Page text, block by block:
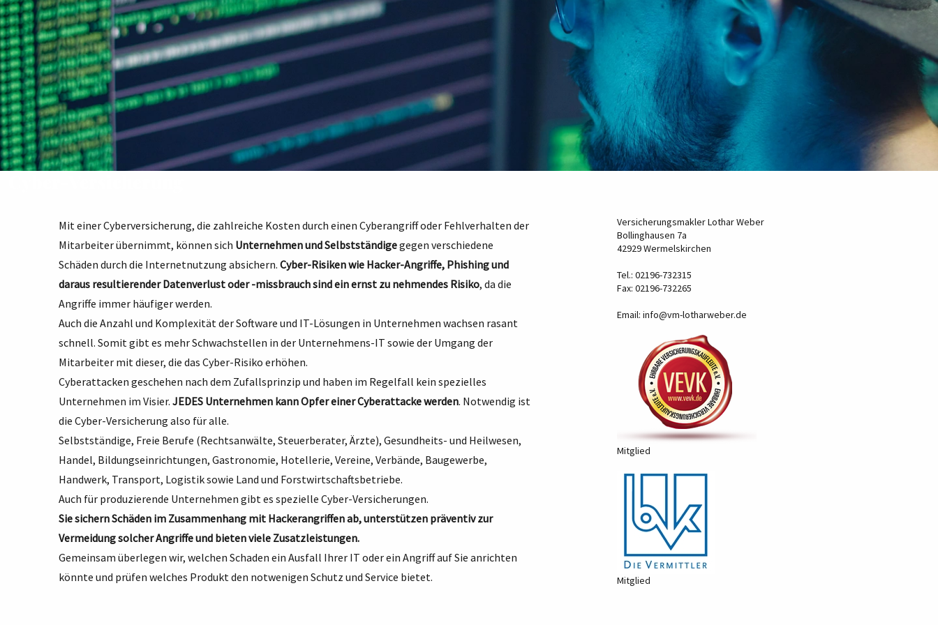
Mit einer Cyberversicherung, die zahlreiche Kosten durch einen Cyberangriff oder Fehlverhalten der
Mitarbeiter übernimmt, können sich Unternehmen und Selbstständigegegen verschiedene
Schäden durch die Internetnutzung absichern. Cyber-Risiken wie Hacker-Angriffe, Phishing und
daraus resultierender Datenverlust oder -missbrauch sind ein ernst zu nehmendes Risiko, da die
Angriffe immer häufiger werden.
Auch die Anzahl und Komplexität der Software und IT-Lösungen in Unternehmen wachsen rasant
schnell. Somit gibt es mehr Schwachstellen in der Unternehmens-IT sowie der Umgang der
Mitarbeiter mit dieser, die das Cyber-Risiko erhöhen.
Cyberattacken geschehen nach dem Zufallsprinzip und haben im Regelfall kein spezielles
Unternehmen im Visier. JEDES Unternehmen kann Opfer einer Cyberattacke werden. Notwendig ist
die Cyber-Versicherung also für alle.
Selbstständige, Freie Berufe (Rechtsanwälte, Steuerberater, Ärzte), Gesundheits- und Heilwesen,
Handel, Bildungseinrichtungen, Gastronomie, Hotellerie, Vereine, Verbände, Baugewerbe,
Handwerk, Transport, Logistik sowie Land und Forstwirtschaftsbetriebe.
Auch für produzierende Unternehmen gibt es spezielle Cyber-Versicherungen.
Sie sichern Schäden im Zusammenhang mit Hackerangriffen ab, unterstützen präventiv zur
Vermeidung solcher Angriffe und bieten viele Zusatzleistungen.
Gemeinsam überlegen wir, welchen Schaden ein Ausfall Ihrer IT oder ein Angriff auf Sie anrichten
könnte und prüfen welches Produkt den notwenigen Schutz und Service bietet.
Versicherungsmakler Lothar Weber
Bollinghausen 7a
42929 Wermelskirchen
Tel.: 02196-732315
Fax: 02196-732265
Email: info@vm-lotharweber.de
Mitglied
Mitglied